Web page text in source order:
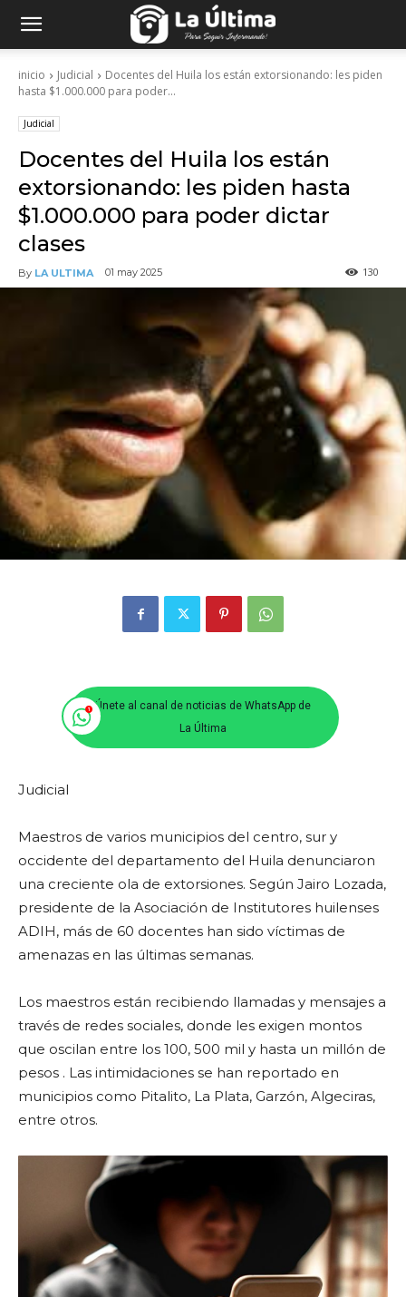
inicio Judicial
Docentes del Huila los están extorsionando: les piden
hasta $1.000.000 para poder...
Judicial
Docentes del Huila los están
extorsionando: les piden hasta
$1.000.000 para poder dictar
clases
By LA ULTIMA 01 may 2025 130
Únete al canal de noticias de WhatsApp de
La Última
Judicial
Maestros de varios municipios del centro, sur y
occidente del departamento del Huila denunciaron
una creciente ola de extorsiones. Según Jairo Lozada,
presidente de la Asociación de Institutores huilenses
ADIH, más de 60 docentes han sido víctimas de
amenazas en las últimas semanas.
Los maestros están recibiendo llamadas y mensajes a
través de redes sociales, donde les exigen montos
que oscilan entre los 100, 500 mil y hasta un millón de
pesos . Las intimidaciones se han reportado en
municipios como Pitalito, La Plata, Garzón, Algeciras,
entre otros.